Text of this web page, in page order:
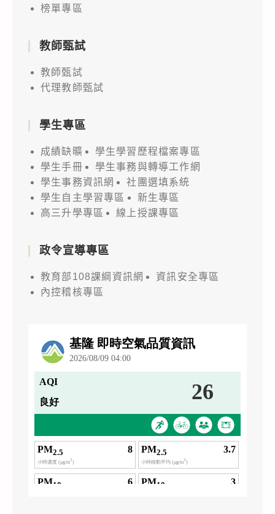
榜單專區
教師甄試
教師甄試
代理教師甄試
學生專區
成績缺曠
學生學習歷程檔案專區
學生手冊
學生事務與轉導工作網
學生事務資訊網
社團選填系統
學生自主學習專區
新生專區
高三升學專區
線上授課專區
政令宣導專區
教育部108課綱資訊網
資訊安全專區
內控稽核專區